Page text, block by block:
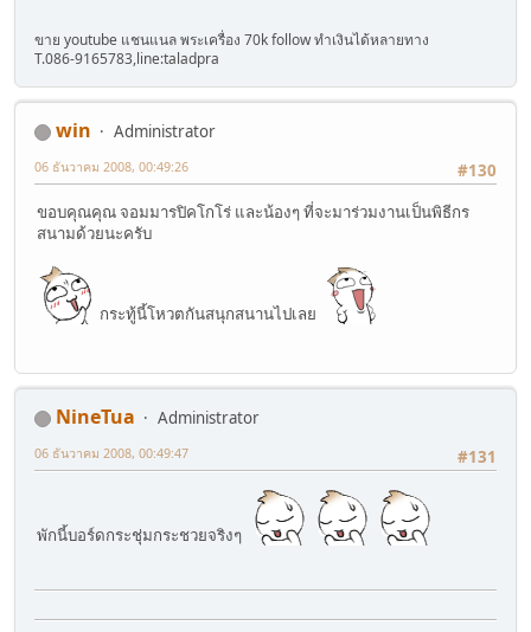
ขาย youtube แชนแนล พระเครื่อง 70k follow ทำเงินได้หลายทาง
T.086-9165783,line:taladpra
win
Administrator
#130
06 ธันวาคม 2008, 00:49:26
ขอบคุณคุณ จอมมารปิคโกโร่ และน้องๆ ที่จะมาร่วมงานเป็นพิธีกร
สนามด้วยนะครับ
กระทู้นี้โหวตกันสนุกสนานไปเลย
NineTua
Administrator
#131
06 ธันวาคม 2008, 00:49:47
พักนี้บอร์ดกระชุ่มกระชวยจริงๆ